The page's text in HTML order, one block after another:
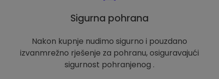
Sigurna pohrana
Nakon kupnje nudimo sigurno i pouzdano
izvanmrežno rješenje za pohranu, osiguravajući
sigurnost pohranjenog .